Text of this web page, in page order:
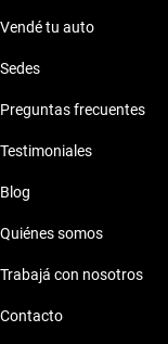
Vendé tu auto
Sedes
Preguntas frecuentes
Testimoniales
Blog
Quiénes somos
Trabajá con nosotros
Contacto